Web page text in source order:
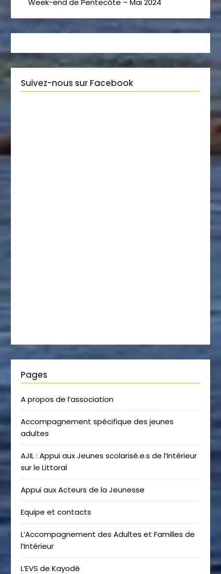
Suivez-nous sur Facebook
Pages
A propos de l’association
Accompagnement spécifique des jeunes
adultes
AJIL : Appui aux Jeunes scolarisé.e.s de l’Intérieur
sur le Littoral
Appui aux Acteurs de la Jeunesse
Equipe et contacts
L’Accompagnement des Adultes et Familles de
l’Intérieur
L’EVS de Kayodé